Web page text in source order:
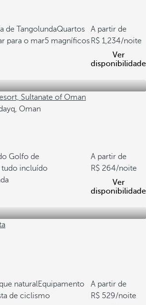
de TangolundaQuartos
para o mar5 magníficos
A partir de
1,234/noite
Ver
disponibilidade
Sultanate of Oman
Oman
Golfo de
incluído
A partir de
264/noite
Ver
disponibilidade
naturalEquipamento
de ciclismo
A partir de
529/noite